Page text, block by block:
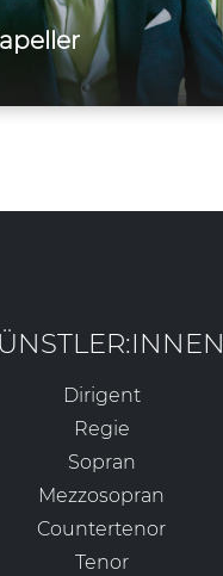
Dirigent
Regie
Sopran
Mezzosopran
Countertenor
Tenor